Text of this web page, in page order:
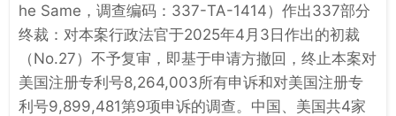
he Same，调查编码：337-TA-1414）作出337部分
终裁：对本案行政法官于2025年4月3日作出的初裁
（No.27）不予复审，即基于申请方撤回，终止本案对
美国注册专利号8,264,003所有申诉和对美国注册专
利号9,899,481第9项申诉的调查。中国、美国共4家